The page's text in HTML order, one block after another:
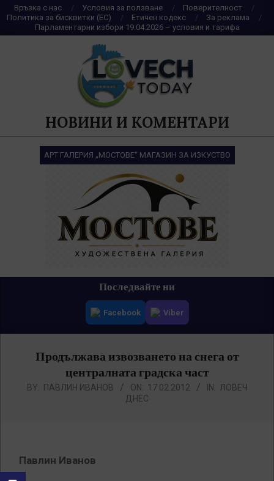
Skip
to
content
Връзка с нас Условия за ползване
Поверителност
Политика за бисквитки (ЕС)
Етичен кодекс
За реклама
Парламентарни избори 19.04.2026 – условия и тарифа
НОВИНИ И КОМЕНТАРИ
АРТ ГАЛЕРИЯ „МОСТОВЕ“ МАГАЗИН ЗА ИЗКУСТВО
Последвайте ни
Facebook Viber
Продължава извозването на снега от
централната градска част
BY: ПАВЛИН ИВАНОВ ON: 17.02.2012 IN: ЛОВЕЧ
ДНЕС
Павлин Иванов